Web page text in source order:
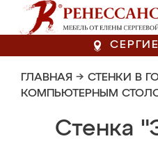
ГЛАВНАЯ → СТЕНКИ В
КОМПЬЮТЕРНЫМ
Стенка